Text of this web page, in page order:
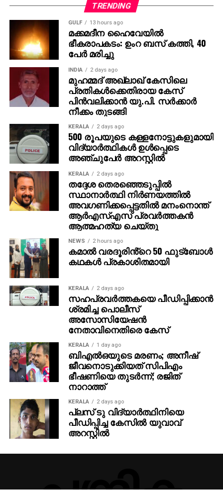
അടിച്ചതറിയുന്നത്. രണ്ടാമത്തെ ടിക്കറ്റിനും 1000 രൂപ
സമ്മാനമായി ലഭിച്ചു. ലോട്ടറി അടിച്ച വിവരം
അറിഞ്ഞപ്പോള്‍ ആദ്യം ഓര്‍ത്തത് സുഹൃത്ത്
മുകേഷിനെയായിരുന്നു. അദ്ദേഹത്തിന്റെ രണ്ട്
പെണ്‍മക്കള്‍ക്ക് 50 ലക്ഷം രൂപ വീതം ആകെ ഒരു കോടി
നല്‍കുമെന്ന് അമിത് പറഞ്ഞു. ‘ പഞ്ചാബിലേക്ക്
വരാന്‍പോലും 8,000 രൂപ കടം വാങ്ങിയിരുന്നു. അത്
ഇപ്പോള്‍ തിരിച്ചടക്കും. കോടിപതിയായെങ്കിലും ഞാന്‍
പഴയപോലെ കച്ചവടം തുടരും. ഭാര്യയുടെ ആഗ്രഹം
പോലെ സ്ഥലം വാങ്ങി വീട് പണിയും ‘ എന്നതായിരുന്നു
അമിതിന്റെ പ്രതികരണം. സാധാരണ മനുഷ്യന്റെ
മനോഹരമായ പങ്കുവെക്കലാണ് ഇപ്പോള്‍ സോഷ്യല്‍
മീഡിയയില്‍ ചര്‍ച്ചയായിരിക്കുന്നത്.
TRENDING
GULF 13 hours ago
മക്കമദീന ഹൈവേയില്‍
ഭീകരാപകടം: ഉംറ ബസ് കത്തി, 40
പേര്‍ മരിച്ചു
INDIA 2 days ago
മുഹമ്മദ് അഖ്‌ലാഖ് കേസിലെ
പ്രതികള്‍ക്കെതിരായ കേസ്
പിന്‍വലിക്കാന്‍ യു.പി. സര്‍ക്കാര്‍
നീക്കം തുടങ്ങി
KERALA 2 days ago
500 രൂപയുടെ കള്ളനോട്ടുകളുമായി
വിദ്യാര്‍ത്ഥികള്‍ ഉള്‍പ്പെടെ
അഞ്ചുപേര്‍ അറസ്റ്റില്‍
KERALA 2 days ago
തദ്ദേശ തെരഞ്ഞെടുപ്പില്‍
സ്ഥാനാര്‍ത്ഥി നിര്‍ണയത്തില്‍
അവഗണിക്കപ്പെട്ടതില്‍ മനംനൊന്ത്
ആര്‍എസ്എസ് പ്രവര്‍ത്തകന്‍
ആത്മഹത്യ ചെയ്തു
NEWS 2 hours ago
കമാൽ വരദൂരിൻ്റെ 50 ഫുട്ബോൾ
കഥകൾ പ്രകാശിതമായി
KERALA 2 days ago
സഹപ്രവര്‍ത്തകയെ പീഡിപ്പിക്കാന്‍
ശ്രമിച്ച പൊലീസ്
അസോസിയേഷന്‍
നേതാവിനെതിരെ കേസ്
KERALA 1 day ago
ബിഎല്‍ഒയുടെ മരണം; അനീഷ്
ജീവനൊടുക്കിയത് സിപിഎം
ഭീഷണിയെ തുടര്‍ന്ന്; രജിത്
നാറാത്ത്
KERALA 2 days ago
പ്ലസ് ടു വിദ്യാര്‍ത്ഥിനിയെ
പീഡിപ്പിച്ച കേസില്‍ യുവാവ്
അറസ്റ്റില്‍